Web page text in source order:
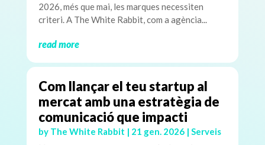
2026, més que mai, les marques necessiten
criteri. A The White Rabbit, com a agència...
read more
Com llançar el teu startup al
mercat amb una estratègia de
comunicació que impacti
by The White Rabbit | 21 gen. 2026| Serveis